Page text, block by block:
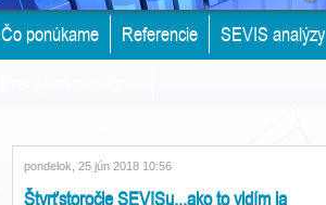
Čo ponúkame Referencie SEVIS analýzy
pondelok, 25 jún 2018 10:56
Štvrťstoročie SEVISu...ako to vidím ja